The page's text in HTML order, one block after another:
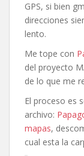
GPS, si bien
direcciones
lento.
Me tope con
del proyecto
de lo que me
El proceso es
archivo:
mapas,
cual esta la